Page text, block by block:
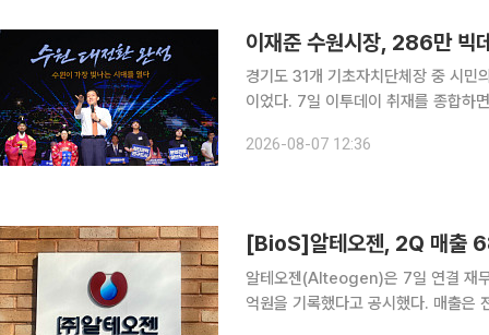
이재준 수원시장, 286만 빅
경기도 31개 기초자치단체장 중 시민
이었다. 7일 이투데이 취재를 종합하면 이재준 시장은 아시아브랜드연구소의 빅데이터 기반 평가시
2026-08-07 12:36
[BioS]알테오젠, 2Q 매출
알테오젠(Alteogen)은 7일 연결 재
억원을 기록했다고 공시했다. 매출